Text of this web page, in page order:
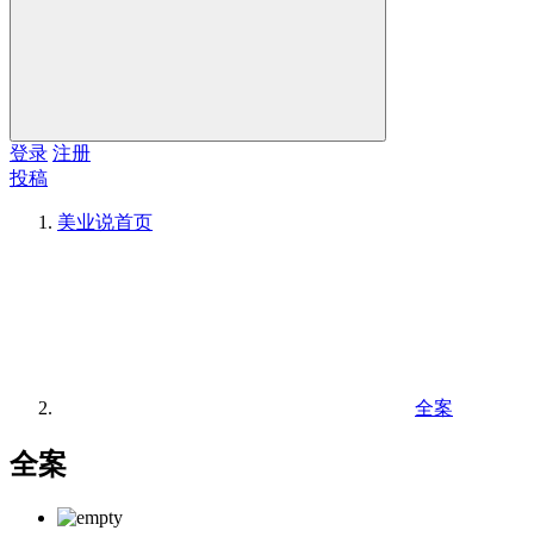
登录 注册
投稿
美业说首页
全案
全案